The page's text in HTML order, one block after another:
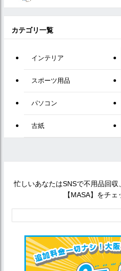
カテゴリ一覧
インテリア
スポーツ用品
パソコン
古紙
忙しいあなたはSNSで不用品回
【MASA】をチェ